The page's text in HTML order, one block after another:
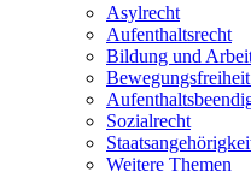
Asylrecht
Aufenthaltsrecht
Bildung und
Sozialrecht
Weitere Themen